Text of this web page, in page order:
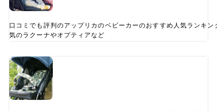
口コミでも評判のアップリカのベビーカーのおすすめ人気ラン
気のラクーナやオプティアなど